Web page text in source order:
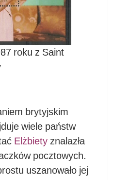
roku z Saint
brytyjskim
wiele państw
Elżbiety znalazła
pocztowych.
uszanowało jej